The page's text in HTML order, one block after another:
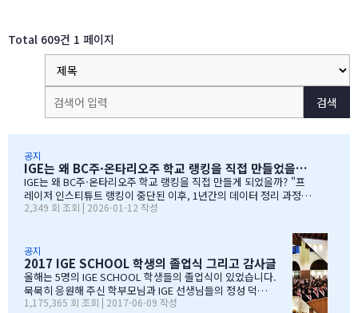
Total 609건 1 페이지
검색
공지
IGE는 왜 BC주·온타리오주 학교 랭킹을 직접 만들었을까?
IGE는 왜 BC주·온타리오주 학교 랭킹을 직접 만들게 되었을까? "프
레이저 인스티튜트 랭킹이 중단된 이후, 1년간의 데이터 정리 과정을
공유합니다" 처음부터 랭킹을 만들려던 건 아니었습니다 IGE도 그동
er Institute)의 랭킹을 참고해왔습니다. 학교 상담 시 참고 자료로
활용하기 좋았습니다. 그런데 문제가 생겼습니다. BC주 세컨더리 랭
킹이 지난 7~8년 동안 업데이트되지 않고 있었습니다. 최근 자료로 B
C주 세컨더리 학교들의 현황을 파악하고 싶었는데, 참고할 만한 데이
터가 없어 어려움이 있었습니다. 그래서 직접 자료를 찾아보기 시작
했습니다. '혹시 어딘가에 최신 학업 데이터가 있지 않을까?' 하는 마
2,349 회 조회 | 2026-01-12 작성
공지
2017 IGE SCHOOL 학생의 졸업식 그리고 감사글
올해는 5명의 IGE SCHOOL 학생들의 졸업식이 있었습니다.
묵묵히 응원해 주신 학부모님과 IGE 선생님들의 정성 덕에
모두 원하는 대학에 진학을 하게 되었음을 진심으로 감사드
1,175,365 회 조회 | 2017-06-09 작성